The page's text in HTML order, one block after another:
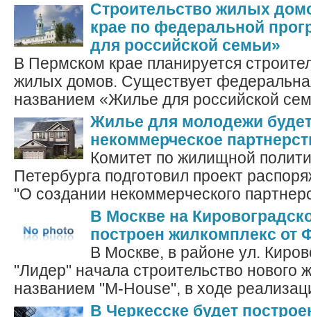
Строительство жилых
крае по федеральной
для российской семьи»
В Пермском крае планируется
жилых домов. Существует
названием «Жилье для российской
Жилье для молодежи
некоммерческое
Комитет по жилищной
Петербурга подготовил проект
"О создании некоммерческого
В Москве на
построен жилкомплекс от
В Москве, в районе ул.
"Лидер" начала строительство нового
названием "M-House", в ходе
В Черкесске будет